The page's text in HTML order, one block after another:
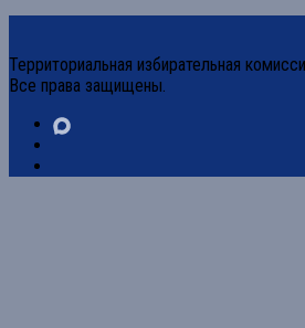
Территориальная избирательная
Все права защищены.